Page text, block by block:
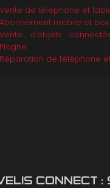
Vente de téléphone et
Abonnement mobile et box
Vente d'objets
Plagne
Réparation de téléphone
CONNECT